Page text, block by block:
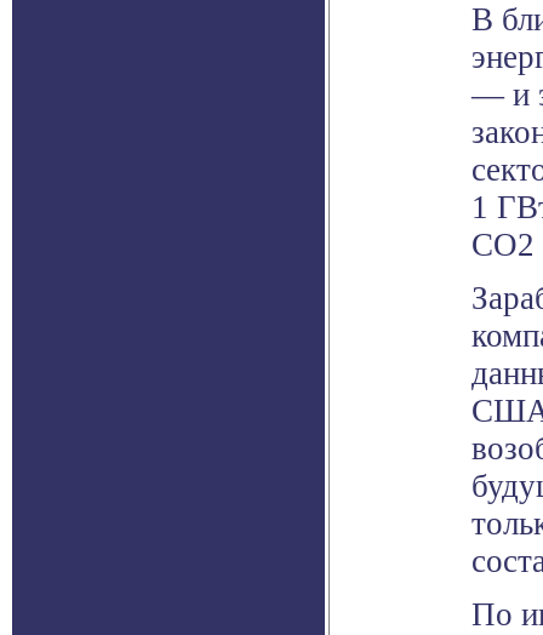
В
— и
1
СО2
США,
По